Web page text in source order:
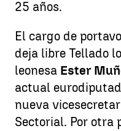
25 años.
El cargo de
deja libre Tellado
leonesa Ester
actual
nueva
Sectorial. Por otra